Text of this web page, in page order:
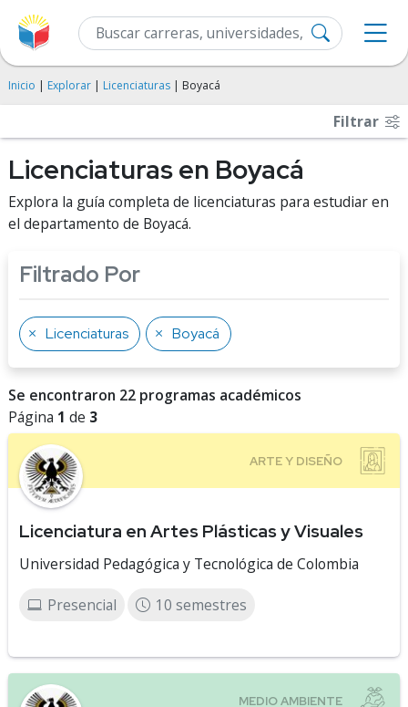
Inicio | Explorar | Licenciaturas | Boyacá
Filtrar
Licenciaturas en Boyacá
Explora la guía completa de licenciaturas para estudiar en
el departamento de Boyacá.
Filtrado Por
Licenciaturas Boyacá
Se encontraron 22 programas académicos
Página 1 de 3
Licenciatura en Artes Plásticas y Visuales
Universidad Pedagógica y Tecnológica de Colombia
Presencial 10 semestres